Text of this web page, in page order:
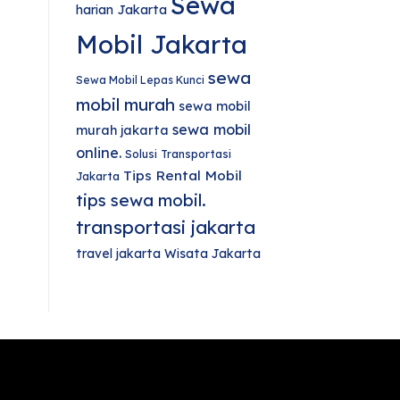
harian Jakarta
Mobil Jakarta
Sewa Mobil Lepas Kunci sewa
mobil murah sewa mobil
murah jakarta sewa mobil
online. Solusi Transportasi
Jakarta Tips Rental Mobil
tips sewa mobil.
transportasi jakarta
travel jakarta Wisata Jakarta